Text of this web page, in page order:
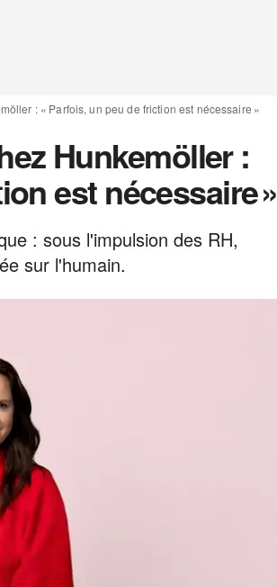
: « Parfois, un peu de friction est nécessaire »
Hunkemöller :
est nécessaire »
: sous l'impulsion des RH,
sur l'humain.